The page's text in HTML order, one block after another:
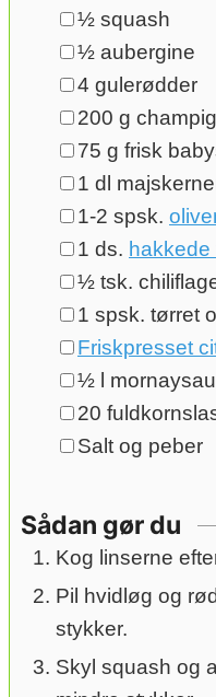
▢
½ squash
▢
½ aubergine
▢
4 gulerødder
▢
200 g
▢
75 g frisk
▢
1 dl
▢
1-2 spsk.
▢
1 ds.
▢
½ tsk.
▢
1 spsk. tørret
▢
Friskpresset
▢
½
▢
20
▢
Salt og peber
Sådan gør du
Kog linserne
Pil hvidløg og
stykker.
Skyl squash og